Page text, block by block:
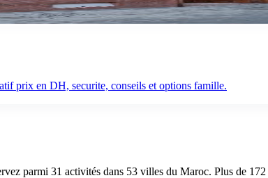
Conseils, durées et avis.
prix en DH, securite, conseils et options famille.
parmi 31 activités dans 53 villes du Maroc. Plus de